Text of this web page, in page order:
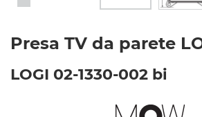
Presa TV da parete
LOGI 02-1330-002 bi